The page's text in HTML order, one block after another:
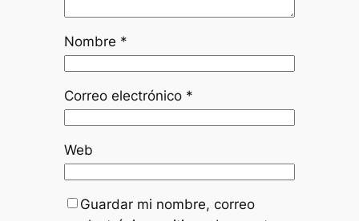
Nombre *
Correo electrónico *
Web
Guardar mi nombre, correo